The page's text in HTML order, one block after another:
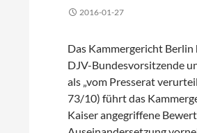
2016-01-27
Das Kammergericht
DJV-Bundesvorsitzende
als „vom Presserat
73/10) führt das
Kaiser angegriffene